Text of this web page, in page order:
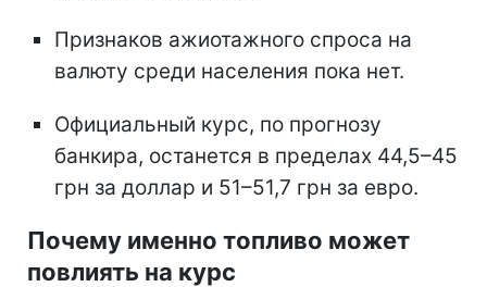
Признаков ажиотажного спроса на
валюту среди населения пока нет.
Официальный курс, по прогнозу
банкира, останется в пределах 44,5–45
грн за доллар и 51–51,7 грн за евро.
Почему именно топливо может
повлиять на курс